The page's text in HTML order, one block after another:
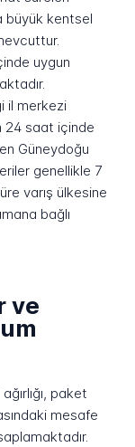
büyük kentsel
uygun
il merkezi
24 saat içinde
Güneydoğu
genellikle 7
varış ülkesine
bağlı
ve
paket
mesafe